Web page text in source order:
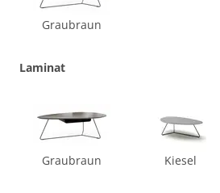
Graubraun
Laminat
Graubraun Kiesel